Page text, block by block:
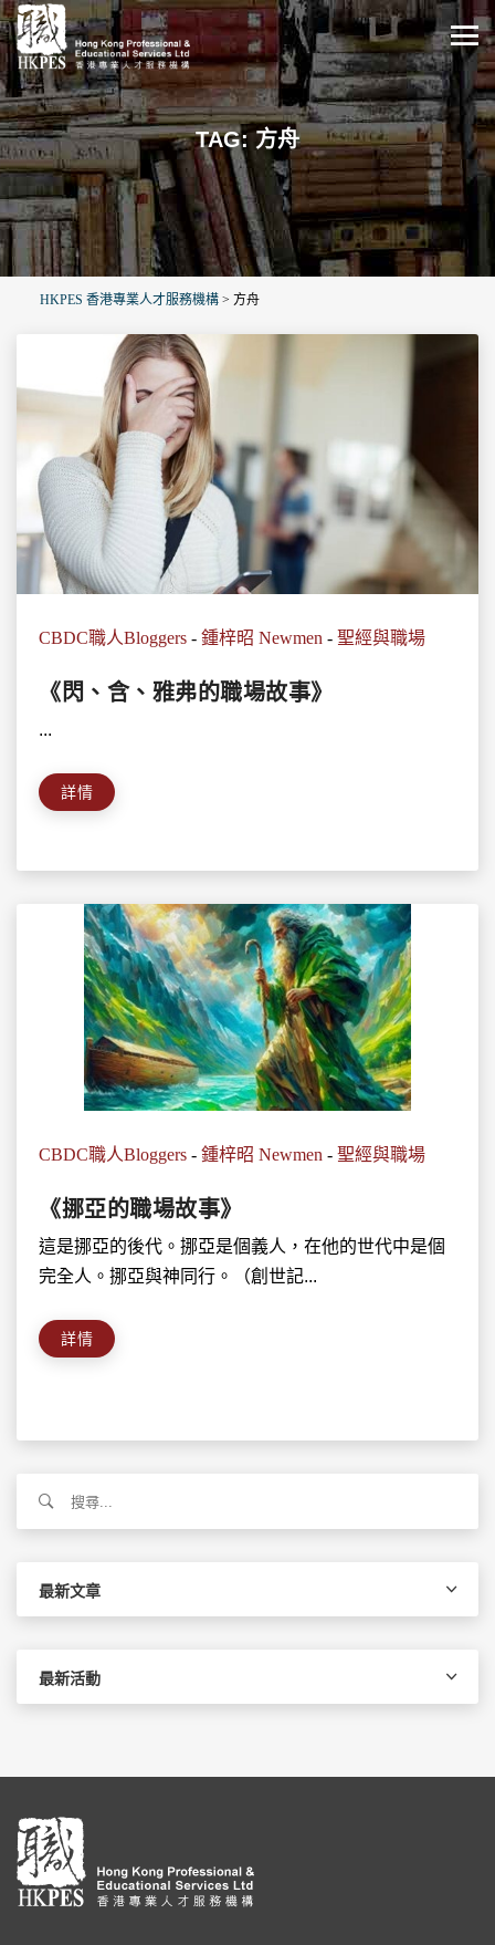
TAG: 方舟
HKPES 香港專業人才服務機構 > 方舟
CBDC職人Bloggers - 鍾梓昭 Newmen - 聖經與職場
《閃、含、雅弗的職場故事》
...
詳情
CBDC職人Bloggers - 鍾梓昭 Newmen - 聖經與職場
《挪亞的職場故事》
這是挪亞的後代。挪亞是個義人，在他的世代中是個
完全人。挪亞與神同行。（創世記...
詳情
關
最新文章
最新活動